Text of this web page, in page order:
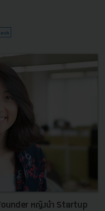
หญิงนำ Startup